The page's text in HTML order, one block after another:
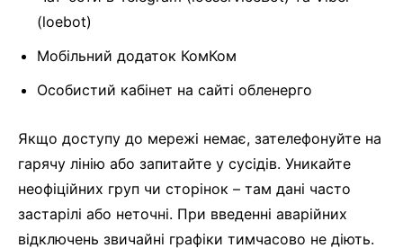
(loebot)
Мобільний додаток КомКом
Особистий кабінет на сайті обленерго
Якщо доступу до мережі немає, зателефонуйте на
гарячу лінію або запитайте у сусідів. Уникайте
неофіційних груп чи сторінок – там дані часто
застарілі або неточні. При введенні аварійних
відключень звичайні графіки тимчасово не діють.